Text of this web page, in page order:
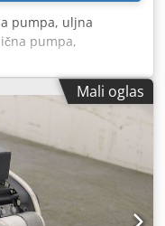
pumpa, uljna
pumpa,
za pogon -
-Tip: 1 517 222 492 -
Ø 80 mm -Količina:
V120 mm Dsdewzi
Mali oglas